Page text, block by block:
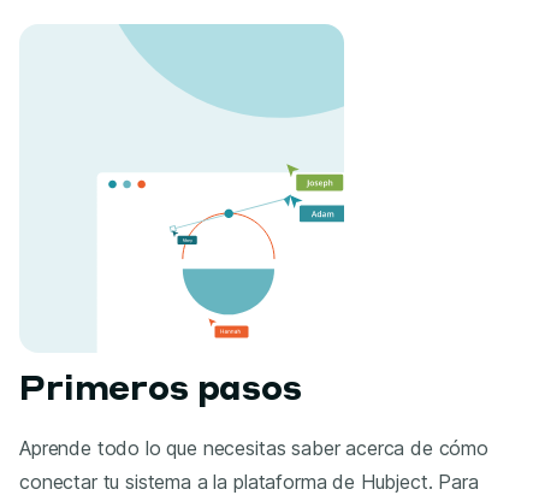
Primeros pasos
Aprende todo lo que necesitas saber acerca de cómo
conectar tu sistema a la plataforma de Hubject. Para